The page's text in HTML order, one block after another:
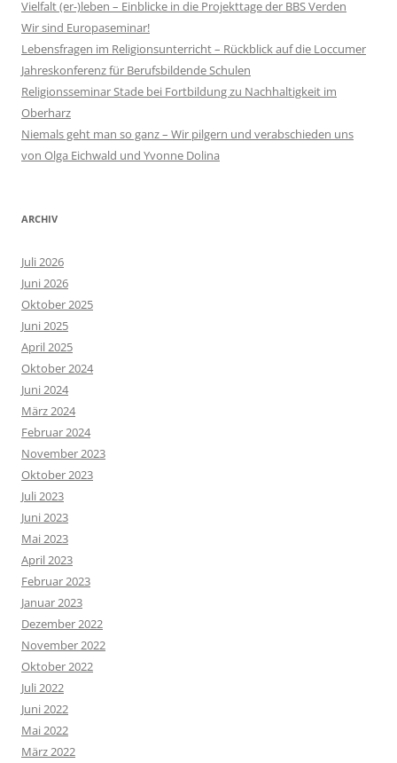
Vielfalt (er-)leben – Einblicke in die Projekttage der BBS Verden
Wir sind Europaseminar!
Lebensfragen im Religionsunterricht – Rückblick auf die Loccumer
Jahreskonferenz für Berufsbildende Schulen
Religionsseminar Stade bei Fortbildung zu Nachhaltigkeit im
Oberharz
Niemals geht man so ganz – Wir pilgern und verabschieden uns
von Olga Eichwald und Yvonne Dolina
ARCHIV
Juli 2026
Juni 2026
Oktober 2025
Juni 2025
April 2025
Oktober 2024
Juni 2024
März 2024
Februar 2024
November 2023
Oktober 2023
Juli 2023
Juni 2023
Mai 2023
April 2023
Februar 2023
Januar 2023
Dezember 2022
November 2022
Oktober 2022
Juli 2022
Juni 2022
Mai 2022
März 2022